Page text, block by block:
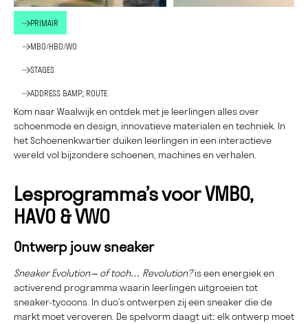
PRIMAIR
MBO/HBO/WO
STAGES
ADDRESS &AMP; ROUTE
Kom naar Waalwijk en ontdek met je leerlingen alles over
schoenmode en design, innovatieve materialen en techniek. In
het Schoenenkwartier duiken leerlingen in een interactieve
wereld vol bijzondere schoenen, machines en verhalen.
Lesprogramma’s voor VMBO,
HAVO & VWO
Ontwerp jouw sneaker
Sneaker Evolution – of toch… Revolution?is een energiek en
activerend programma waarin leerlingen uitgroeien tot
sneaker-tycoons. In duo’s ontwerpen zij een sneaker die de
markt moet veroveren. De spelvorm daagt uit: elk ontwerp moet